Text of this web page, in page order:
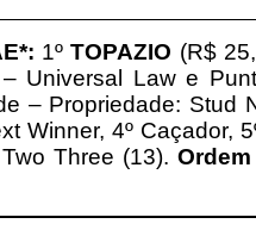
: 1ºTOPAZIO (R$
Universal Law e
– Propriedade: Stud
Winner, 4º Caçador,
Three (13).